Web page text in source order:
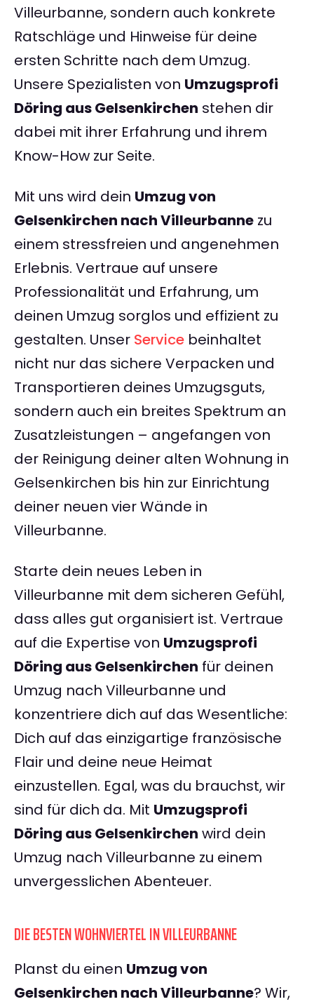
Villeurbanne, sondern auch konkrete
Ratschläge und Hinweise für deine
ersten Schritte nach dem Umzug.
Unsere Spezialisten von Umzugsprofi
Döring aus Gelsenkirchen stehen dir
dabei mit ihrer Erfahrung und ihrem
Know-How zur Seite.
Mit uns wird dein Umzug von
Gelsenkirchen nach Villeurbanne zu
einem stressfreien und angenehmen
Erlebnis. Vertraue auf unsere
Professionalität und Erfahrung, um
deinen Umzug sorglos und effizient zu
gestalten. Unser Service beinhaltet
nicht nur das sichere Verpacken und
Transportieren deines Umzugsguts,
sondern auch ein breites Spektrum an
Zusatzleistungen – angefangen von
der Reinigung deiner alten Wohnung in
Gelsenkirchen bis hin zur Einrichtung
deiner neuen vier Wände in
Villeurbanne.
Starte dein neues Leben in
Villeurbanne mit dem sicheren Gefühl,
dass alles gut organisiert ist. Vertraue
auf die Expertise von Umzugsprofi
Döring aus Gelsenkirchen für deinen
Umzug nach Villeurbanne und
konzentriere dich auf das Wesentliche:
Dich auf das einzigartige französische
Flair und deine neue Heimat
einzustellen. Egal, was du brauchst, wir
sind für dich da. Mit Umzugsprofi
Döring aus Gelsenkirchen wird dein
Umzug nach Villeurbanne zu einem
unvergesslichen Abenteuer.
DIE BESTEN WOHNVIERTEL IN VILLEURBANNE
Planst du einen Umzug von
Gelsenkirchen nach Villeurbanne? Wir,